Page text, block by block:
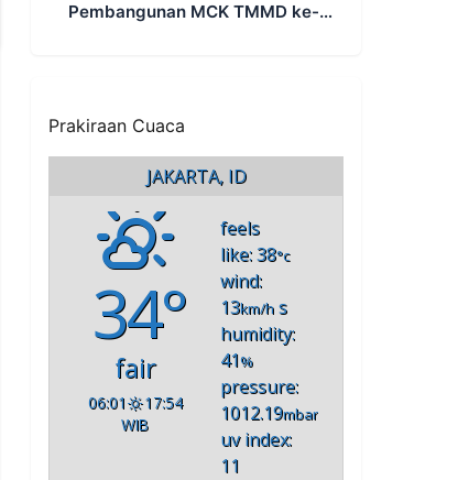
Pembangunan MCK TMMD ke-
Prakiraan Cuaca
JAKARTA, ID
34°
fair
06:01
17:54
WIB
feels
like: 38°c
wind:
13km/h s
humidity:
41%
pressure:
1012.19mbar
uv index:
11